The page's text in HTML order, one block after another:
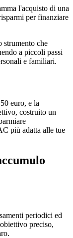
l'acquisto di una
per finanziare
strumento che
a piccoli passi
e familiari.
euro, e la
costruito un
più adatta alle tue
periodici ed
preciso,